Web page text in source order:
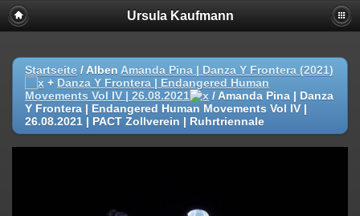
Ursula Kaufmann
Startseite / Alben Amanda Pina | Danza Y Frontera (2021)
+ Danza Y Frontera | Endangered Human
Movements Vol IV | 26.08.2021
/ Amanda Pina | Danza
Y Frontera | Endangered Human Movements Vol IV |
26.08.2021 | PACT Zollverein | Ruhrtriennale